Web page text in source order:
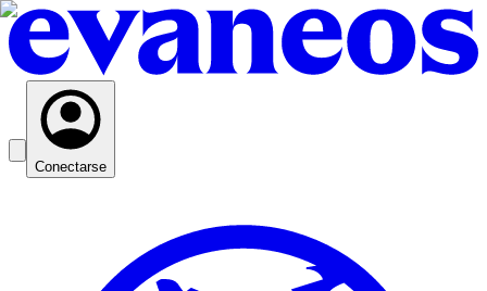
Conectarse